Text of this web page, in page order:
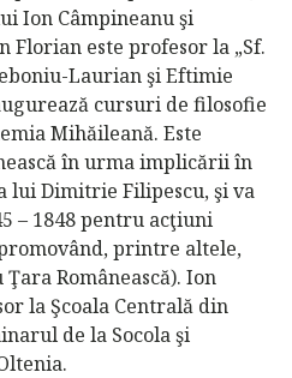
Ion Câmpineanu şi
este profesor la „Sf.
Laurian şi Eftimie
cursuri de filosofie
Mihăileană. Este
în urma implicării în
lui Dimitrie Filipescu, şi va
– 1848 pentru acţiuni
printre altele,
Românească). Ion
la Şcoala Centrală din
de la Socola şi